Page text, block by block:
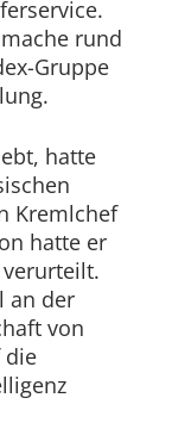
rund
Gruppe
hatte
Kremlchef
hatte er
an der
von
die